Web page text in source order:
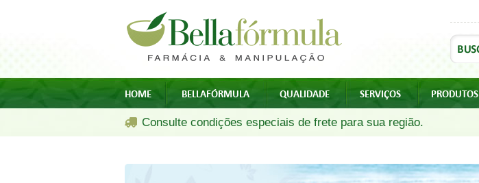
HOME BELLAFÓRMULA QUALIDADE SERVIÇOS PRODUTOS
Consulte condições especiais de frete para sua região.